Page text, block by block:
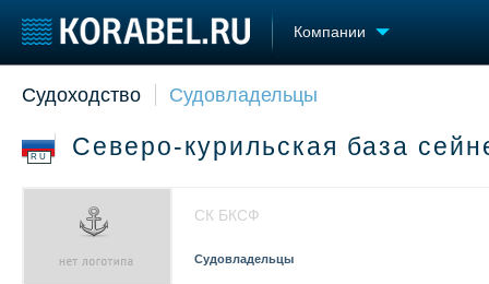
Компании
Судостроение
Новости
Репутация
Работа
Крюинг
Торговая площадка
Продажа флота
Изделия
Услуги
Личности
Судоходство Судовладельцы
RU Северо-курильская база
СК БКСФ
Судовладельцы